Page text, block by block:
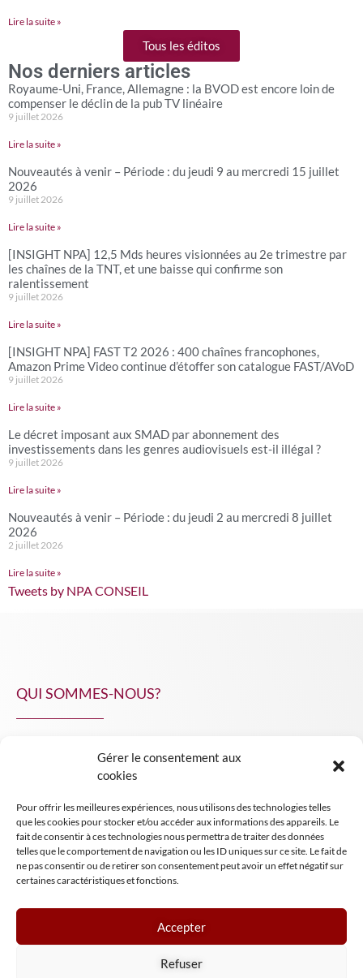
Gérer le consentement aux
cookies
Pour offrir les meilleures expériences, nous utilisons des technologies telles
que les cookies pour stocker et/ou accéder aux informations des appareils. Le
fait de consentir à ces technologies nous permettra de traiter des données
telles que le comportement de navigation ou les ID uniques sur ce site. Le fait de
ne pas consentir ou de retirer son consentement peut avoir un effet négatif sur
certaines caractéristiques et fonctions.
Accepter
Refuser
Lire la suite »
Tous les éditos
Nos derniers articles
Royaume-Uni, France, Allemagne : la BVOD est encore loin de
compenser le déclin de la pub TV linéaire
9 juillet 2026
Lire la suite »
Nouveautés à venir – Période : du jeudi 9 au mercredi 15 juillet
2026
9 juillet 2026
Lire la suite »
[INSIGHT NPA] 12,5 Mds heures visionnées au 2e trimestre par
les chaînes de la TNT, et une baisse qui confirme son
ralentissement
9 juillet 2026
Lire la suite »
[INSIGHT NPA] FAST T2 2026 : 400 chaînes francophones,
Amazon Prime Video continue d’étoffer son catalogue FAST/AVoD
9 juillet 2026
Lire la suite »
Le décret imposant aux SMAD par abonnement des
investissements dans les genres audiovisuels est-il illégal ?
9 juillet 2026
Lire la suite »
Nouveautés à venir – Période : du jeudi 2 au mercredi 8 juillet
2026
2 juillet 2026
Lire la suite »
Tweets by NPA CONSEIL
QUI SOMMES-NOUS?
INSIGHT NPA
Mentions légales